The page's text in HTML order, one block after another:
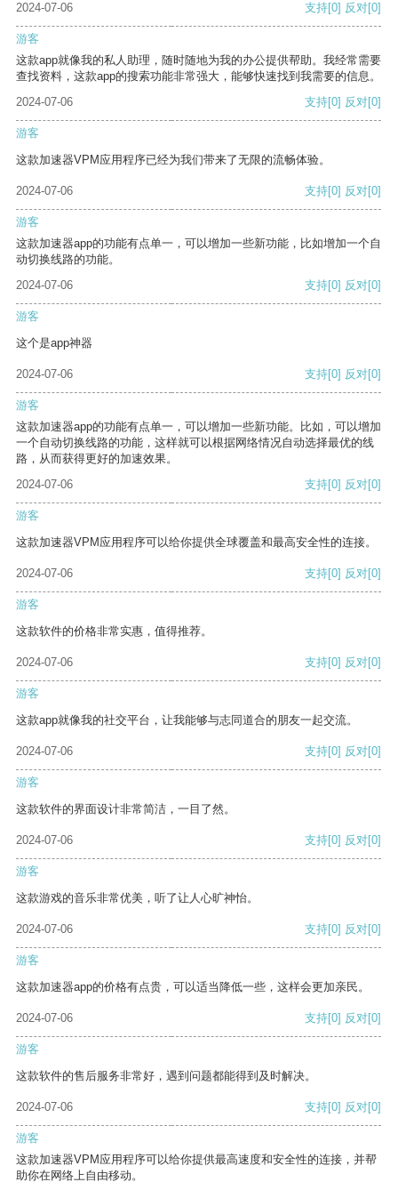
2024-07-06 支持[0] 反对[0]
游客
这款app就像我的私人助理，随时随地为我的办公提供帮助。我经常需要
查找资料，这款app的搜索功能非常强大，能够快速找到我需要的信息。
2024-07-06
支持[0] 反对[0]
游客
这款加速器VPM应用程序已经为我们带来了无限的流畅体验。
2024-07-06 支持[0] 反对[0]
游客
这款加速器app的功能有点单一，可以增加一些新功能，比如增加一个自
动切换线路的功能。
2024-07-06
支持[0] 反对[0]
游客
这个是app神器
2024-07-06 支持[0] 反对[0]
游客
这款加速器app的功能有点单一，可以增加一些新功能。比如，可以增加
一个自动切换线路的功能，这样就可以根据网络情况自动选择最优的线
路，从而获得更好的加速效果。
2024-07-06
支持[0] 反对[0]
游客
这款加速器VPM应用程序可以给你提供全球覆盖和最高安全性的连接。
2024-07-06 支持[0] 反对[0]
游客
这款软件的价格非常实惠，值得推荐。
2024-07-06 支持[0] 反对[0]
游客
这款app就像我的社交平台，让我能够与志同道合的朋友一起交流。
2024-07-06 支持[0] 反对[0]
游客
这款软件的界面设计非常简洁，一目了然。
2024-07-06 支持[0] 反对[0]
游客
这款游戏的音乐非常优美，听了让人心旷神怡。
2024-07-06 支持[0] 反对[0]
游客
这款加速器app的价格有点贵，可以适当降低一些，这样会更加亲民。
2024-07-06 支持[0] 反对[0]
游客
这款软件的售后服务非常好，遇到问题都能得到及时解决。
2024-07-06 支持[0] 反对[0]
游客
这款加速器VPM应用程序可以给你提供最高速度和安全性的连接，并帮
助你在网络上自由移动。